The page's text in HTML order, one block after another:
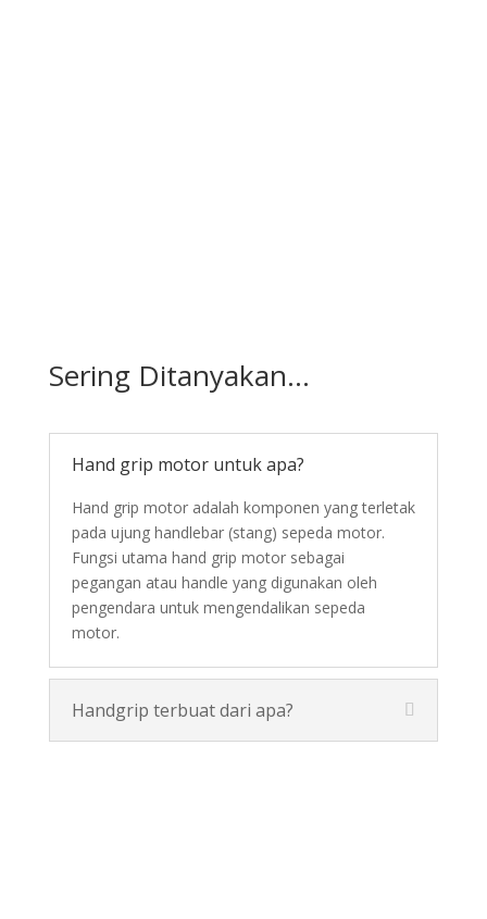
Sering Ditanyakan...
Hand grip motor untuk apa?
Hand grip motor adalah komponen yang terletak
pada ujung handlebar (stang) sepeda motor.
Fungsi utama hand grip motor sebagai
pegangan atau handle yang digunakan oleh
pengendara untuk mengendalikan sepeda
motor.
Handgrip terbuat dari apa?